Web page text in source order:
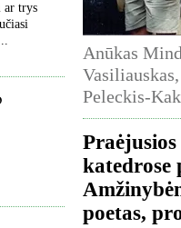
ar trys
Anūkas
Peleckis-
katedrose
poetas,